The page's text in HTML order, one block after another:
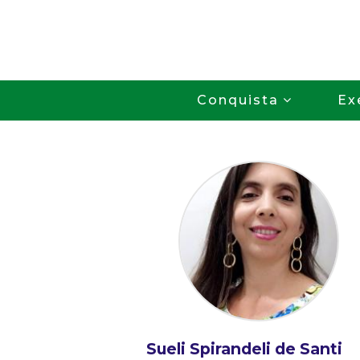
Conquista
Sueli Spirandeli de Santi